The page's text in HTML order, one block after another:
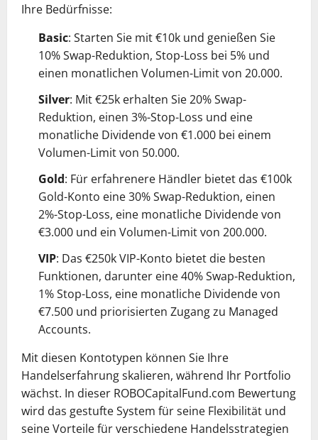
Ihre Bedürfnisse:
Basic: Starten Sie mit €10k und genießen Sie
10% Swap-Reduktion, Stop-Loss bei 5% und
einen monatlichen Volumen-Limit von 20.000.
Silver: Mit €25k erhalten Sie 20% Swap-
Reduktion, einen 3%-Stop-Loss und eine
monatliche Dividende von €1.000 bei einem
Volumen-Limit von 50.000.
Gold: Für erfahrenere Händler bietet das €100k
Gold-Konto eine 30% Swap-Reduktion, einen
2%-Stop-Loss, eine monatliche Dividende von
€3.000 und ein Volumen-Limit von 200.000.
VIP: Das €250k VIP-Konto bietet die besten
Funktionen, darunter eine 40% Swap-Reduktion,
1% Stop-Loss, eine monatliche Dividende von
€7.500 und priorisierten Zugang zu Managed
Accounts.
Mit diesen Kontotypen können Sie Ihre
Handelserfahrung skalieren, während Ihr Portfolio
wächst. In dieser ROBOCapitalFund.com Bewertung
wird das gestufte System für seine Flexibilität und
seine Vorteile für verschiedene Handelsstrategien